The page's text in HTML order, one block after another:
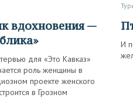
для «Это Кавказ»
роль женщины в
проекте женского
в Грозном
И